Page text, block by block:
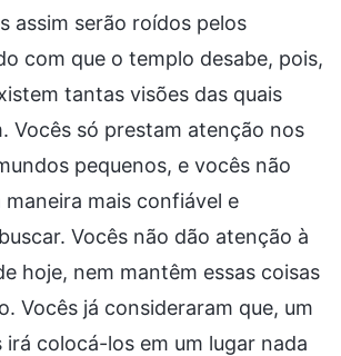
assim serão roídos pelos
com que o templo desabe, pois,
tantas visões das quais
Vocês só prestam atenção nos
pequenos, e vocês não
maneira mais confiável e
Vocês não dão atenção à
hoje, nem mantêm essas coisas
Vocês já consideraram que, um
irá colocá-los em um lugar nada